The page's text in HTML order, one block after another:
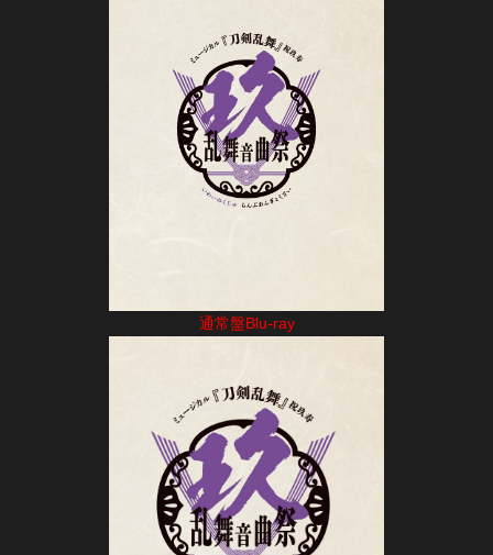
通常盤Blu-ray